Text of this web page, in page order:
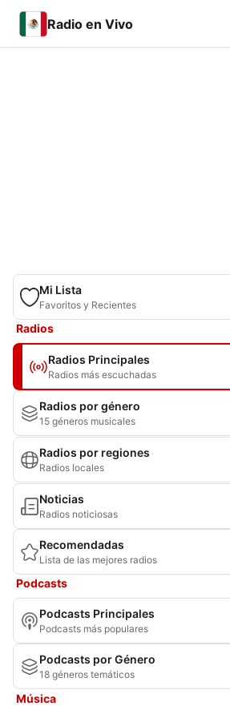
Radio en Vivo
Mi Lista
Favoritos y Recientes
Radios
Radios Principales
Radios más escuchadas
Radios por género
15 géneros musicales
Radios por regiones
Radios locales
Noticias
Radios noticiosas
Recomendadas
Lista de las mejores radios
Podcasts
Podcasts Principales
Podcasts más populares
Podcasts por Género
18 géneros temáticos
Música